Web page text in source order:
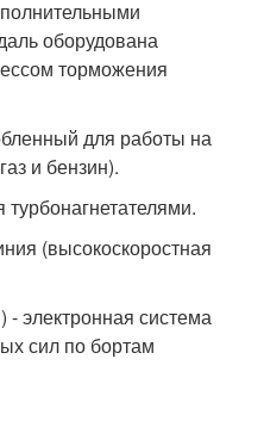
оборудована
торможения
для работы на
и бензин).
(высокоскоростная
электронная система
сил по бортам